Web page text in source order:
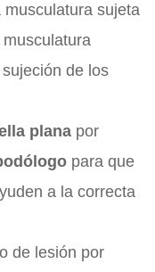
musculatura sujeta
de los
plana por
para que
a la correcta
de lesión por